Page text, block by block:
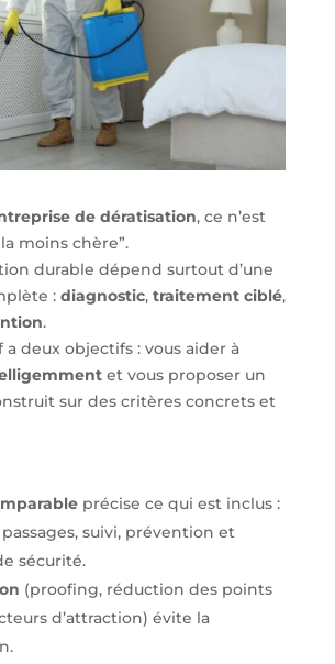
de dératisation, ce n’est
moins chère”.
durable dépend surtout d’une
: diagnostic, traitement ciblé,
.
a deux objectifs : vous aider à
et vous proposer un
sur des critères concrets et
précise ce qui est inclus :
suivi, prévention et
sécurité.
(proofing, réduction des points
d’attraction) évite la